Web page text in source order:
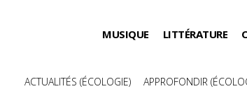
MUSIQUE LITTÉRATURE
Catégories
ACTUALITÉS (ÉCOLOGIE) APPROFONDIR